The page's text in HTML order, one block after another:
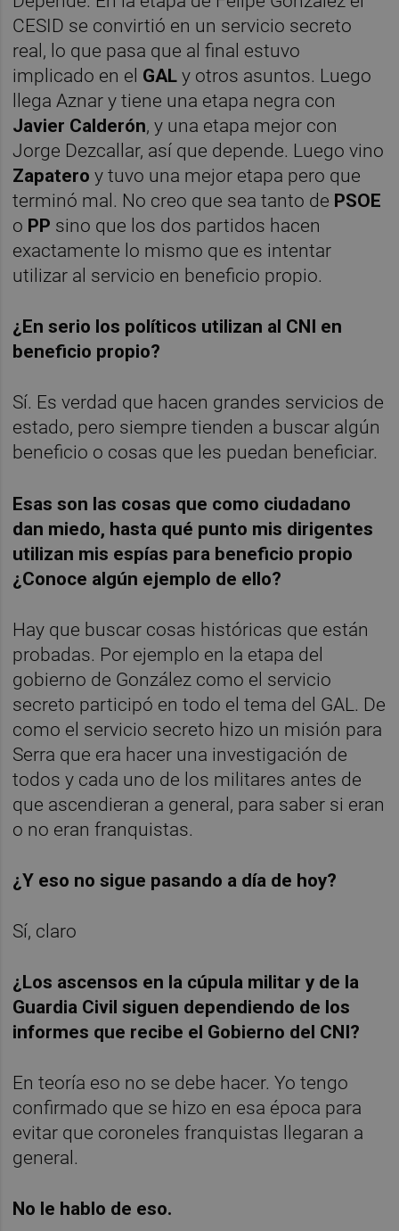
CESID se convirtió en un servicio secreto
real, lo que pasa que al final estuvo
implicado en el GAL y otros asuntos. Luego
llega Aznar y tiene una etapa negra con
Javier Calderón, y una etapa mejor con
Jorge Dezcallar, así que depende. Luego vino
Zapateroy tuvo una mejor etapa pero que
terminó mal. No creo que sea tanto de PSOE
o PP sino que los dos partidos hacen
exactamente lo mismo que es intentar
utilizar al servicio en beneficio propio.
¿En serio los políticos utilizan al CNI en
beneficio propio?
Sí. Es verdad que hacen grandes servicios de
estado, pero siempre tienden a buscar algún
beneficio o cosas que les puedan beneficiar.
Esas son las cosas que como ciudadano
dan miedo, hasta qué punto mis dirigentes
utilizan mis espías para beneficio propio
¿Conoce algún ejemplo de ello?
Hay que buscar cosas históricas que están
probadas. Por ejemplo en la etapa del
gobierno de González como el servicio
secreto participó en todo el tema del GAL. De
como el servicio secreto hizo un misión para
Serra que era hacer una investigación de
todos y cada uno de los militares antes de
que ascendieran a general, para saber si eran
o no eran franquistas.
¿Y eso no sigue pasando a día de hoy?
Sí, claro
¿Los ascensos en la cúpula militar y de la
Guardia Civil siguen dependiendo de los
informes que recibe el Gobierno del CNI?
En teoría eso no se debe hacer. Yo tengo
confirmado que se hizo en esa época para
evitar que coroneles franquistas llegaran a
general.
No le hablo de eso.